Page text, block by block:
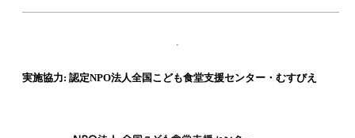
実施協力: 認定NPO法人全国こども食堂支援センター・むすびえ